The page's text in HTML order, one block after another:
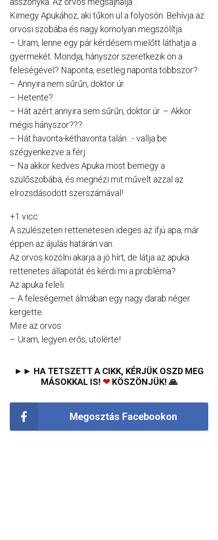
Kimegy Apukához, aki tűkön ül a folyosón. Behívja az
orvosi szobába és nagy komolyan megszólítja:
– Uram, lenne egy pár kérdésem mielőtt láthatja a
gyermekét. Mondja, hányszor szeretkezik ön a
feleségével? Naponta, esetleg naponta többször?
– Annyira nem sűrűn, doktor úr.
– Hetente?
– Hát azért annyira sem sűrűn, doktor úr. – Akkor
mégis hányszor???
– Hát havonta-kéthavonta talán…- vallja be
szégyenkezve a férj.
– Na akkor kedves Apuka most bemegy a
szülőszobába, és megnézi mit művelt azzal az
elrozsdásodott szerszámával!
+1 vicc:
A szülészeten rettenetesen ideges az ifjú apa, már
éppen az ájulás határán van.
Az orvos közölni akarja a jó hírt, de látja az apuka
rettenetes állapotát és kérdi mi a probléma?
Az apuka feleli:
– A feleségemet álmában egy nagy darab néger
kergette.
Mire az orvos:
– Uram, legyen erős, utolérte!
►► HA TETSZETT A CIKK, KÉRJÜK OSZD MEG
MÁSOKKAL IS! ❤KÖSZÖNJÜK! 🙏
Megosztás Facebookon